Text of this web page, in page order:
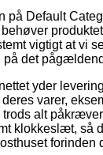
på Default
vigtigt at vi
det
yder
varer,
trods alt
klokkeslæt, så
forinden